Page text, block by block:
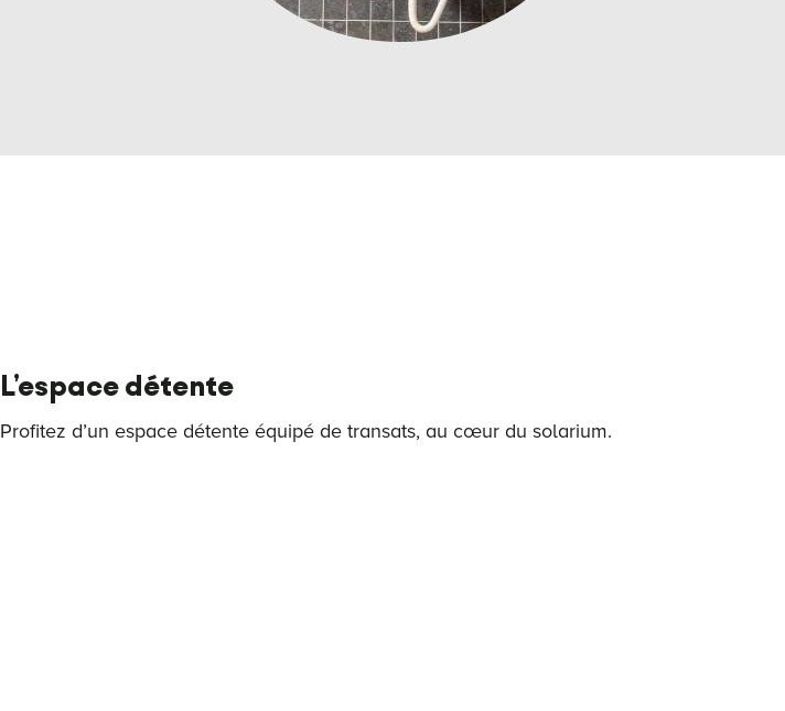
L’espace détente
Profitez d’un espace détente équipé de transats, au cœur du solarium.